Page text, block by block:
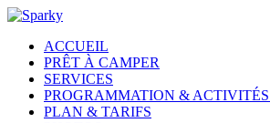
ACCUEIL
PRÊT À CAMPER
SERVICES
PROGRAMMATION &
PLAN & TARIFS